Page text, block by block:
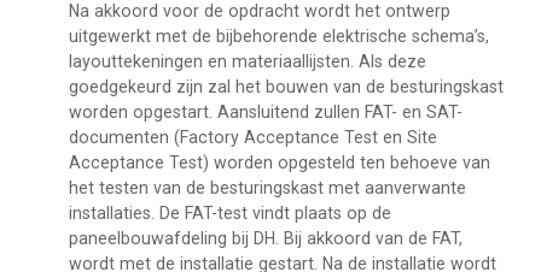
Na akkoord voor de opdracht wordt het ontwerp
uitgewerkt met de bijbehorende elektrische schema’s,
layouttekeningen en materiaallijsten. Als deze
goedgekeurd zijn zal het bouwen van de besturingskast
worden opgestart. Aansluitend zullen FAT- en SAT-
documenten (Factory Acceptance Test en Site
Acceptance Test) worden opgesteld ten behoeve van
het testen van de besturingskast met aanverwante
installaties. De FAT-test vindt plaats op de
paneelbouwafdeling bij DH. Bij akkoord van de FAT,
wordt met de installatie gestart. Na de installatie wordt